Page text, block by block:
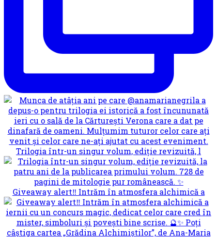
Trilogia într-un singur volum, ediție revizuită, l
Giveaway alert‼️ Intrăm în atmosfera alchimică a